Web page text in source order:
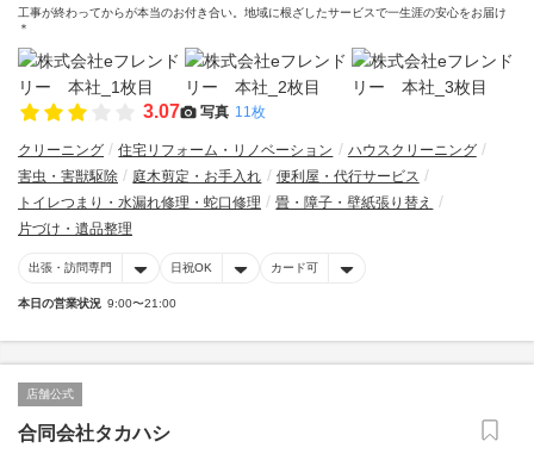
工事が終わってからが本当のお付き合い。地域に根ざしたサービスで一生涯の安心をお届け
＊
3.07 写真 11枚
クリーニング 住宅リフォーム・リノベーション
ハウスクリーニング
害虫・害獣駆除
庭木剪定・お手入れ
便利屋・代行サービス
トイレつまり・水漏れ修理・蛇口修理
畳・障子・壁紙張り替え
片づけ・遺品整理
出張・訪問専門 日祝OK カード可
本日の営業状況 9:00〜21:00
店舗公式
合同会社タカハシ